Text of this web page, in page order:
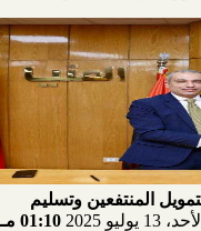
المنتفعين وتسليم
الأحد، 13 يوليو 2025 01:10 مـ